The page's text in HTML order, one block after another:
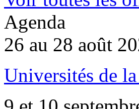
Agenda
26 au 28 août
Universités de